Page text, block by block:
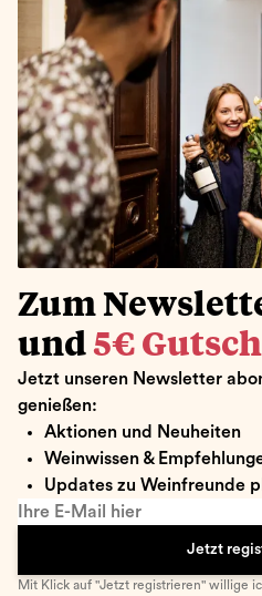
Zum
und 5€
Jetzt unseren Newsletter
genießen:
Aktionen und Neuheiten
Weinwissen &
Updates zu Weinfreunde
Ihre E-Mail hier
Jetzt
Mit Klick auf "Jetzt registrieren" willige